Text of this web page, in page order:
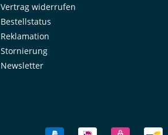
Vertrag widerrufen
Bestellstatus
Reklamation
Stornierung
Newsletter